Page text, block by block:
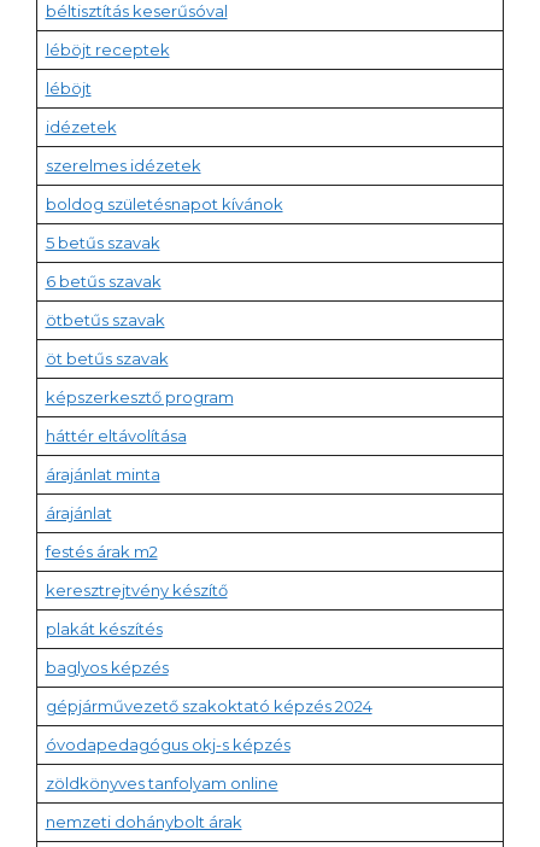
béltisztítás keserűsóval
léböjt receptek
léböjt
idézetek
szerelmes idézetek
boldog születésnapot kívánok
5 betűs szavak
6 betűs szavak
ötbetűs szavak
öt betűs szavak
képszerkesztő program
háttér eltávolítása
árajánlat minta
árajánlat
festés árak m2
keresztrejtvény készítő
plakát készítés
baglyos képzés
gépjárművezető szakoktató képzés 2024
óvodapedagógus okj-s képzés
zöldkönyves tanfolyam online
nemzeti dohánybolt árak